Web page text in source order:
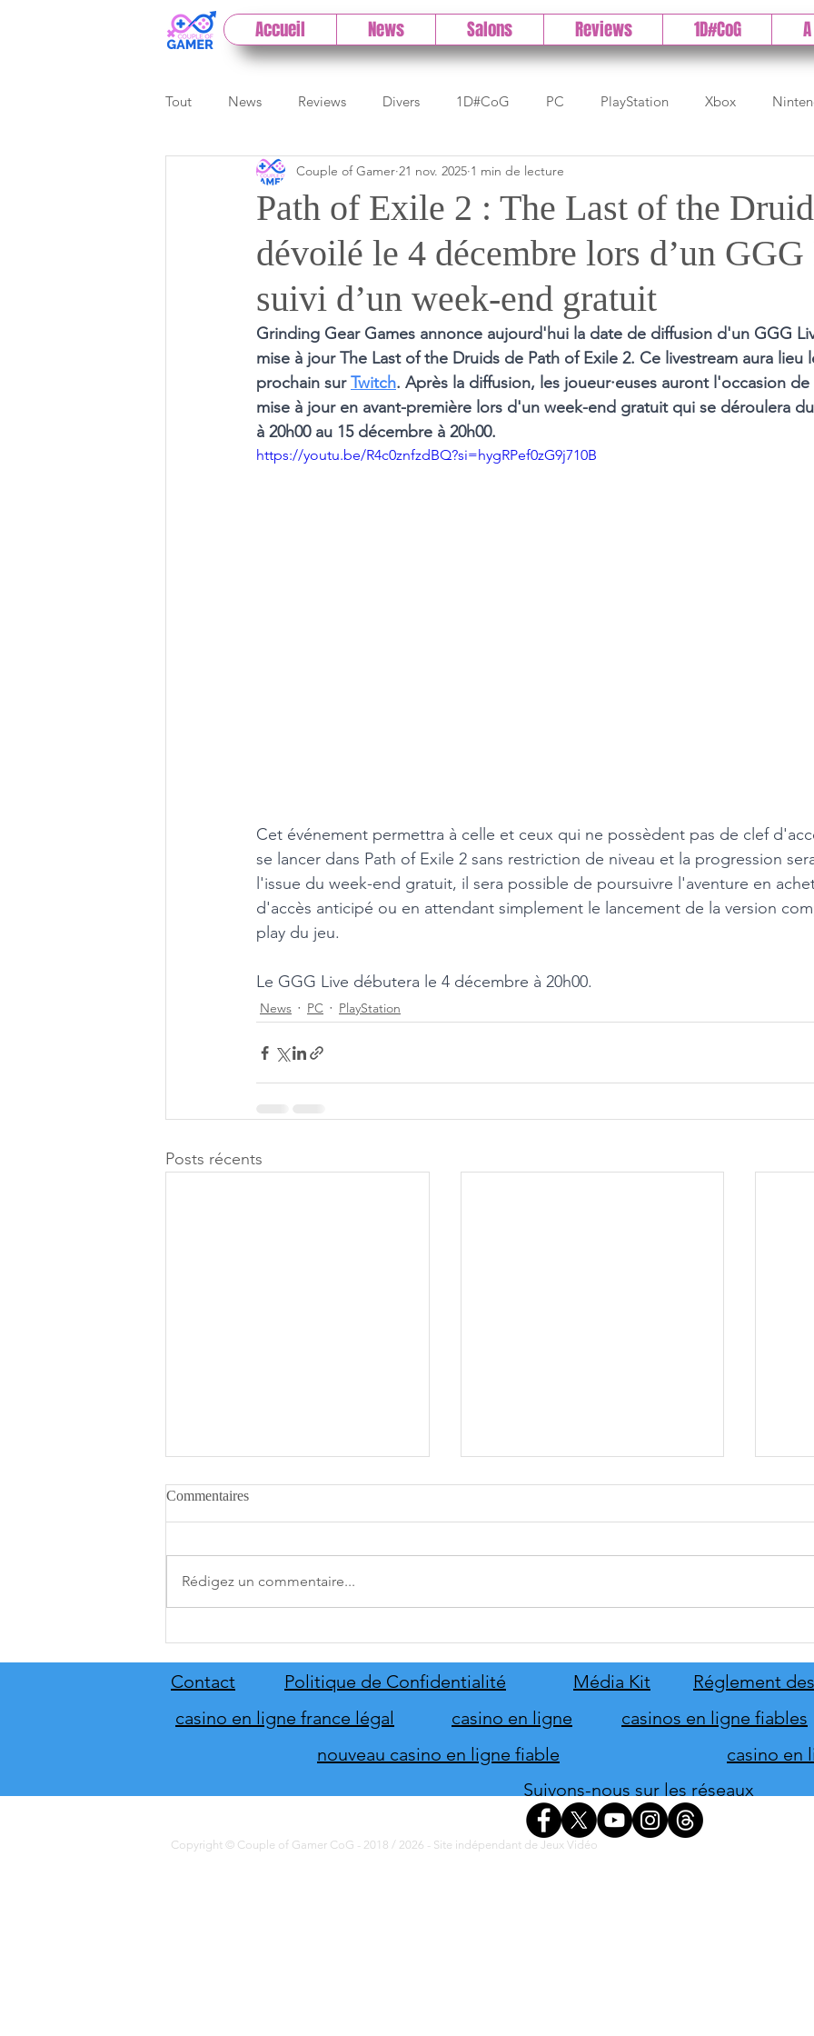
Accueil News Salons Reviews 1D#CoG
Tout News Reviews Divers 1D#CoG PC PlayStation Xbox
Previews Cloud Test indé DLC
Paris Games Week Early Access Test 1DCoG Test Xbox Test Nintendo
The Game Awards
Path of Exile 2 : The Last of the
dévoilé le 4 décembre lors d’un
suivi d’un week-end gratuit
Couple of Gamer 21 nov. 2025 1 min de lecture
Grinding Gear Games annonce aujourd'hui la date de diffusion d'un GGG
mise à jour The Last of the Druids de Path of Exile 2. Ce livestream aura lieu
prochain sur Twitch. Après la diffusion, les joueur·euses auront l'occasion
mise à jour en avant-première lors d'un week-end gratuit qui se déroulera
à 20h00 au 15 décembre à 20h00.
https://youtu.be/R4c0znfzdBQ?si=hygRPef0zG9j710B
Cet événement permettra à celle et ceux qui ne possèdent pas de clef
se lancer dans Path of Exile 2 sans restriction de niveau et la progression
l'issue du week-end gratuit, il sera possible de poursuivre l'aventure en
d'accès anticipé ou en attendant simplement le lancement de la version
play du jeu.
Le GGG Live débutera le 4 décembre à 20h00.
News PC PlayStation
Posts récents
du direct de THQ Nordic
lancement
Commentaires
Rédigez un commentaire...
Contact Politique de Confidentialité Média Kit
Réglement
casino en ligne france légal
casino en ligne
casinos en ligne fiables
nouveau casino en ligne fiable
casino en
Suivons-nous sur les réseaux
Copyright © Couple of Gamer CoG - 2018 / 2026 - Site indépendant de Jeux Vidéo